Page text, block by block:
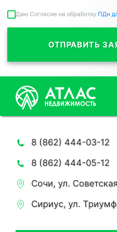
Даю Согласие на обработку ПДн
ОТПРАВИТЬ
8 (862) 444-03-12
8 (862) 444-05-12
Сочи, ул.
Сириус, ул.